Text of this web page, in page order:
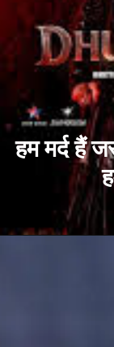
हम मर्द हैं